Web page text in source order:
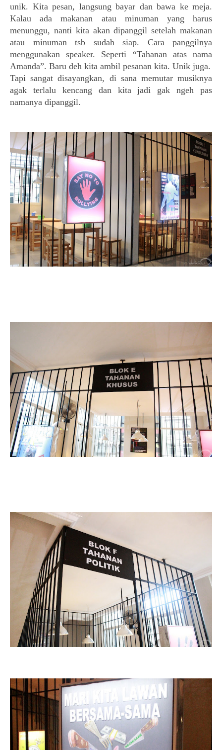
unik. Kita pesan, langsung bayar dan bawa ke meja.
Kalau ada makanan atau minuman yang harus
menunggu, nanti kita akan dipanggil setelah makanan
atau minuman tsb sudah siap. Cara panggilnya
menggunakan speaker. Seperti “Tahanan atas nama
Amanda”. Baru deh kita ambil pesanan kita. Unik juga.
Tapi sangat disayangkan, di sana memutar musiknya
agak terlalu kencang dan kita jadi gak ngeh pas
namanya dipanggil.